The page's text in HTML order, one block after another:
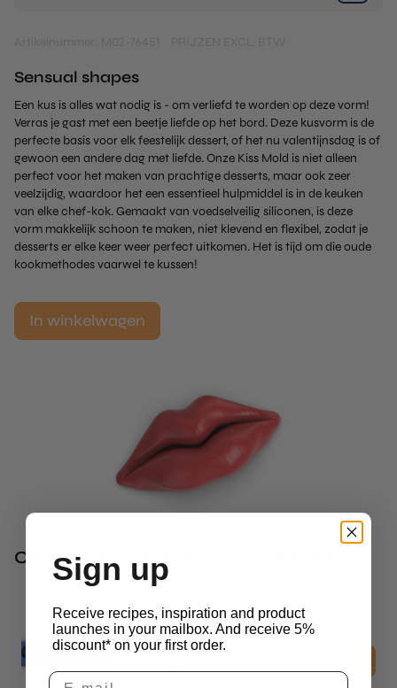
Sensual shapes
Een kus is alles wat nodig is - om verliefd te worden op deze vorm!
Verras je gast met een beetje liefde op het bord. Deze kusvorm is de
perfecte basis voor elk feestelijk dessert, of het nu valentijnsdag is of
gewoon een andere dag met liefde. Onze Kiss Mold is niet alleen
perfect voor het maken van prachtige desserts, maar ook zeer
veelzijdig, waardoor het een essentieel hulpmiddel is in de keuken
van elke chef-kok. Gemaakt van voedselveilig siliconen, is deze
vorm makkelijk schoon te maken, niet klevend en flexibel, zodat je
desserts er elke keer weer perfect uitkomen. Het is tijd om die oude
kookmethodes vaarwel te kussen!
In winkelwagen
Chef-koks combineren dit vaak met
3D Molds
Cherry Mold
Sign up
Receive recipes, inspiration and product
launches in your mailbox. And receive 5%
discount* on your first order.